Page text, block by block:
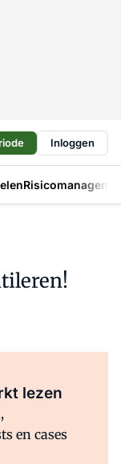
Inloggen
lezen
en cases